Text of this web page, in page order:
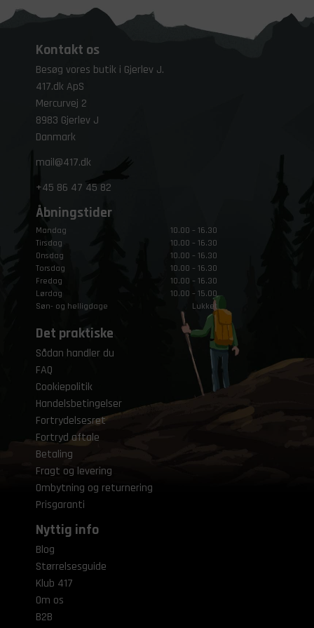
Kontakt os
Besøg vores butik i Gjerlev J.
417.dk ApS
Mercurvej 2
8983 Gjerlev J
Danmark
mail@417.dk
+45 86 47 45 82
Åbningstider
Mandag
10.00 – 16.30
Tirsdag
10.00 – 16.30
Onsdag
10.00 – 16.30
Torsdag
10.00 – 16.30
Fredag
10.00 – 16.30
Lørdag
10.00 – 15.00
Søn- og helligdage
Lukket
Det praktiske
Sådan handler du
FAQ
Cookiepolitik
Handelsbetingelser
Fortrydelsesret
Fortryd aftale
Betaling
Fragt og levering
Ombytning og returnering
Prisgaranti
Nyttig info
Blog
Størrelsesguide
Klub 417
Om os
B2B